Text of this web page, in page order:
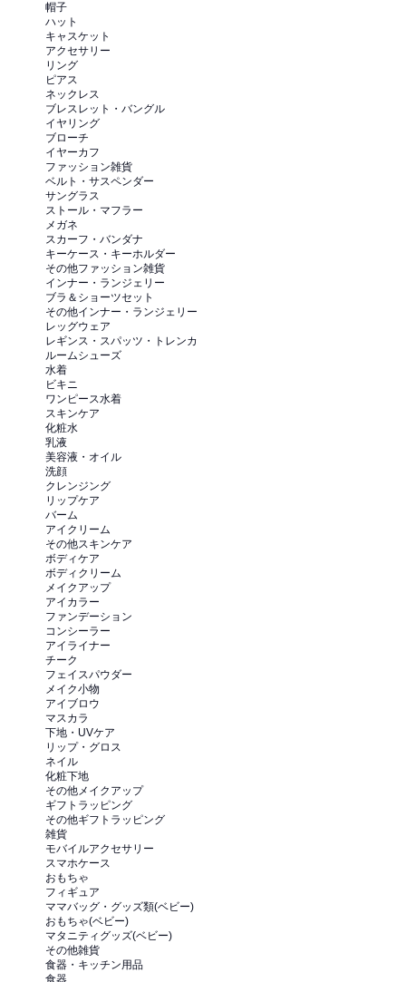
帽子
ハット
キャスケット
アクセサリー
リング
ピアス
ネックレス
ブレスレット・バングル
イヤリング
ブローチ
イヤーカフ
ファッション雑貨
ベルト・サスペンダー
サングラス
ストール・マフラー
メガネ
スカーフ・バンダナ
キーケース・キーホルダー
その他ファッション雑貨
インナー・ランジェリー
ブラ＆ショーツセット
その他インナー・ランジェリー
レッグウェア
レギンス・スパッツ・トレンカ
ルームシューズ
水着
ビキニ
ワンピース水着
スキンケア
化粧水
乳液
美容液・オイル
洗顔
クレンジング
リップケア
バーム
アイクリーム
その他スキンケア
ボディケア
ボディクリーム
メイクアップ
アイカラー
ファンデーション
コンシーラー
アイライナー
チーク
フェイスパウダー
メイク小物
アイブロウ
マスカラ
下地・UVケア
リップ・グロス
ネイル
化粧下地
その他メイクアップ
ギフトラッピング
その他ギフトラッピング
雑貨
モバイルアクセサリー
スマホケース
おもちゃ
フィギュア
ママバッグ・グッズ類(ベビー)
おもちゃ(ベビー)
マタニティグッズ(ベビー)
その他雑貨
食器・キッチン用品
食器